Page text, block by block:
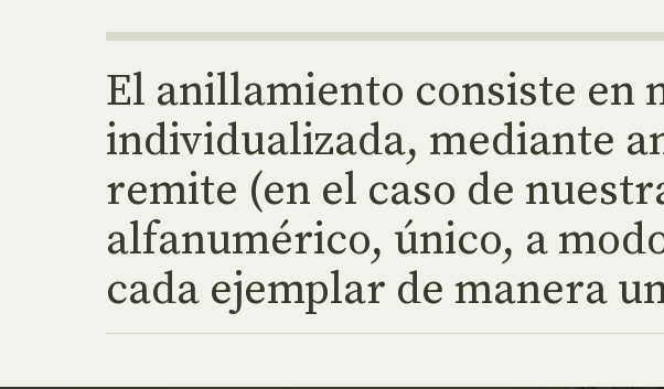
El anillamiento consiste en
individualizada, mediante
remite (en el caso de
alfanumérico, único, a
cada ejemplar de manera